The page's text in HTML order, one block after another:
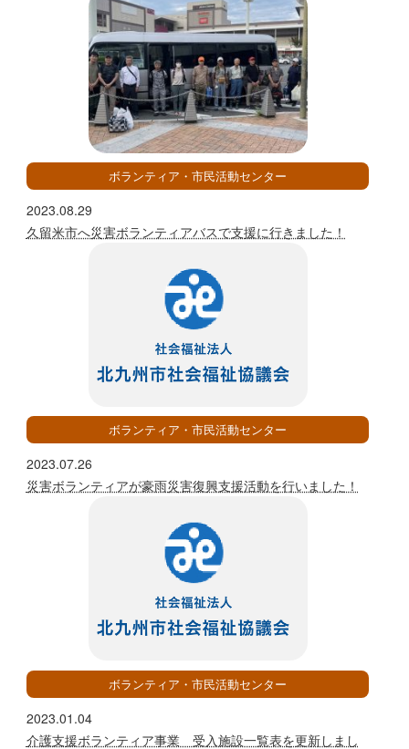
ボランティア・市民活動センター
2023.08.29
久留米市へ災害ボランティアバスで支援に行きました！
ボランティア・市民活動センター
2023.07.26
災害ボランティアが豪雨災害復興支援活動を行いました！
ボランティア・市民活動センター
2023.01.04
介護支援ボランティア事業 受入施設一覧表を更新しまし